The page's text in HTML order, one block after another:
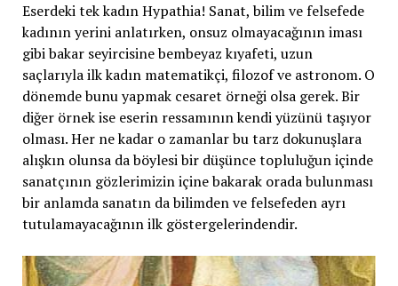
Eserdeki tek kadın Hypathia! Sanat, bilim ve felsefede
kadının yerini anlatırken, onsuz olmayacağının iması
gibi bakar seyircisine bembeyaz kıyafeti, uzun
saçlarıyla ilk kadın matematikçi, filozof ve astronom. O
dönemde bunu yapmak cesaret örneği olsa gerek. Bir
diğer örnek ise eserin ressamının kendi yüzünü taşıyor
olması. Her ne kadar o zamanlar bu tarz dokunuşlara
alışkın olunsa da böylesi bir düşünce topluluğun içinde
sanatçının gözlerimizin içine bakarak orada bulunması
bir anlamda sanatın da bilimden ve felsefeden ayrı
tutulamayacağının ilk göstergelerindendir.